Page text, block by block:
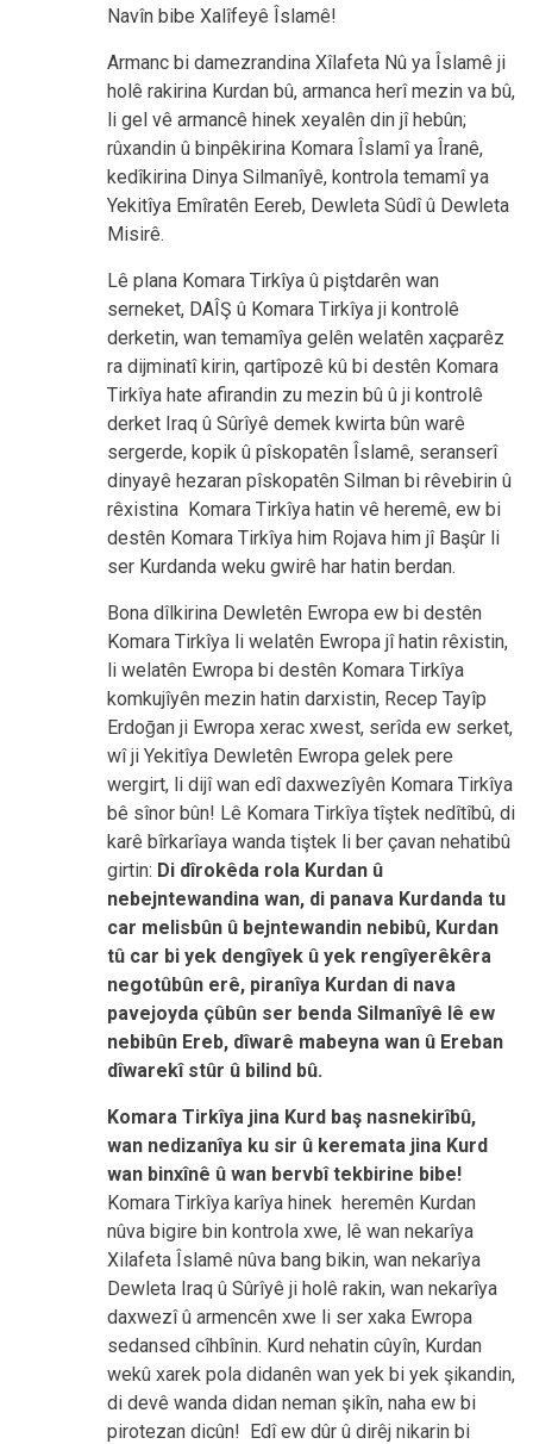
Navîn bibe Xalîfeyê Îslamê!
Armanc bi damezrandina Xîlafeta Nû ya Îslamê ji
holê rakirina Kurdan bû, armanca herî mezin va bû,
li gel vê armancê hinek xeyalên din jî hebûn;
rûxandin û binpêkirina Komara Îslamî ya Îranê,
kedîkirina Dinya Silmanîyê, kontrola temamî ya
Yekitîya Emîratên Eereb, Dewleta Sûdî û Dewleta
Misirê.
Lê plana Komara Tirkîya û piştdarên wan
serneket, DAÎŞ û Komara Tirkîya ji kontrolê
derketin, wan temamîya gelên welatên xaçparêz
ra dijminatî kirin, qartîpozê kû bi destên Komara
Tirkîya hate afirandin zu mezin bû û ji kontrolê
derket Iraq û Sûrîyê demek kwirta bûn warê
sergerde, kopik û pîskopatên Îslamê, seranserî
dinyayê hezaran pîskopatên Silman bi rêvebirin û
rêxistina Komara Tirkîya hatin vê heremê, ew bi
destên Komara Tirkîya him Rojava him jî Başûr li
ser Kurdanda weku gwirê har hatin berdan.
Bona dîlkirina Dewletên Ewropa ew bi destên
Komara Tirkîya li welatên Ewropa jî hatin rêxistin,
li welatên Ewropa bi destên Komara Tirkîya
komkujîyên mezin hatin darxistin, Recep Tayîp
Erdoḡan ji Ewropa xerac xwest, serîda ew serket,
wî ji Yekitîya Dewletên Ewropa gelek pere
wergirt, li dijî wan edî daxwezîyên Komara Tirkîya
bê sînor bûn! Lê Komara Tirkîya tîştek nedîtîbû, di
karê bîrkarîaya wanda tiştek li ber çavan nehatibû
girtin: Di dîrokêda rola Kurdan û
nebejntewandina wan, di panava Kurdanda tu
car melisbûn û bejntewandin nebibû, Kurdan
tû car bi yek dengîyek û yek rengîyerêkêra
negotûbûn erê, piranîya Kurdan di nava
pavejoyda çûbûn ser benda Silmanîyê lê ew
nebibûn Ereb, dîwarê mabeyna wan û Ereban
dîwarekî stûr û bilind bû.
Komara Tirkîya jina Kurd baş nasnekirîbû,
wan nedizanîya ku sir û keremata jina Kurd
wan binxînê û wan bervbî tekbirine bibe!
Komara Tirkîya karîya hinek heremên Kurdan
nûva bigire bin kontrola xwe, lê wan nekarîya
Xilafeta Îslamê nûva bang bikin, wan nekarîya
Dewleta Iraq û Sûrîyê ji holê rakin, wan nekarîya
daxwezî û armencên xwe li ser xaka Ewropa
sedansed cîhbînin. Kurd nehatin cûyîn, Kurdan
wekû xarek pola didanên wan yek bi yek şikandin,
di devê wanda didan neman şikîn, naha ew bi
pirotezan dicûn! Edî ew dûr û dirêj nikarin bi